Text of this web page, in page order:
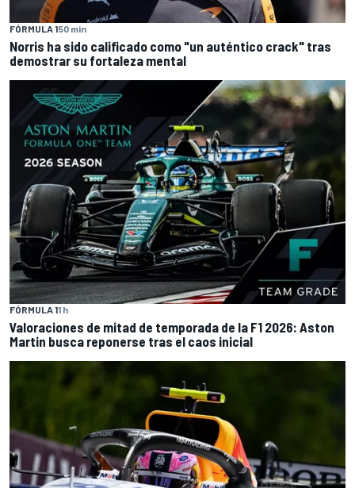
FÓRMULA 150 min
Norris ha sido calificado como "un auténtico crack" tras
demostrar su fortaleza mental
FÓRMULA 11 h
Valoraciones de mitad de temporada de la F1 2026: Aston
Martin busca reponerse tras el caos inicial